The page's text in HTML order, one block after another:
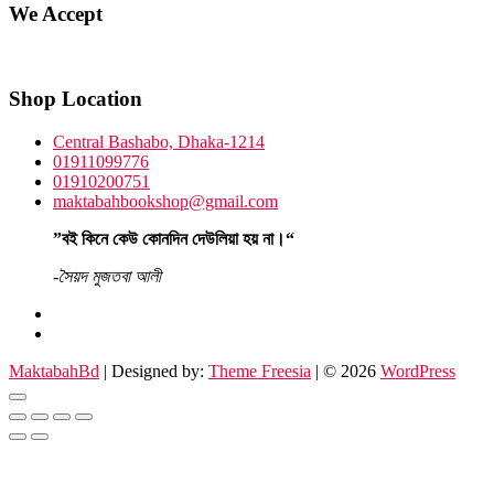
We Accept
Shop Location
Central Bashabo, Dhaka-1214
01911099776
01910200751
maktabahbookshop@gmail.com
”বই কিনে কেউ কোনদিন দেউলিয়া হয় না।“
-সৈয়দ মুজতবা আলী
MaktabahBd | Designed by: Theme Freesia | © 2026 WordPress
Go
to
top